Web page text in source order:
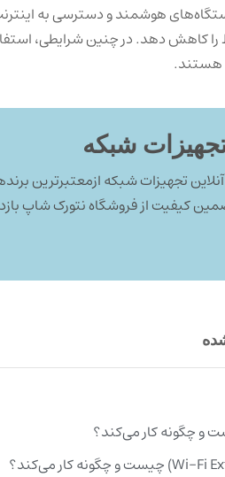
هوشمند و دسترسی به
را کاهش دهد. در چنین شرایطی،
هستند.
شبکه
تجهیزات شبکه ازمعتبرترین
کیفیت از فروشگاه نتورک شاپ